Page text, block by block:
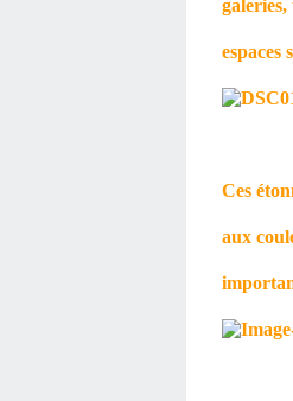
galeries,
espaces
Ces
aux